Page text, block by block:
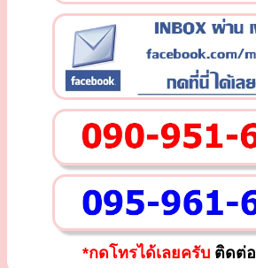
*กดโทรได้เลยครับติดต่อ